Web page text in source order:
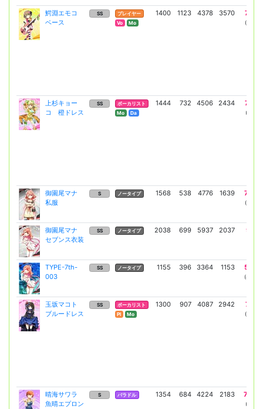
鰐淵エモコ
ベース
SS
プレイヤー
Vo
Mo
1400 1123 4378 3570 7669
(5598)
上杉キョー
コ 橙ドレス
SS
ボーカリスト
Mo
Da
1444 732 4506 2434 7888
(5758)
御園尾マナ
私服
S ノータイプ 1568 538 4776 1639 7820
(5970)
御園尾マナ
セブンス衣装
SS ノータイプ 2038 699 5937 2037 9721
TYPE-7th-
003
SS ノータイプ 1155 396 3364 1153 5507
(4204)
玉坂マコト
ブルードレス
SS
ボーカリスト
Pl
Mo
1300 907 4087 2942 7170
(5234)
晴海サワラ
魚晴エプロン
S バラドル 1354 684 4224 2183 7200
(5256)